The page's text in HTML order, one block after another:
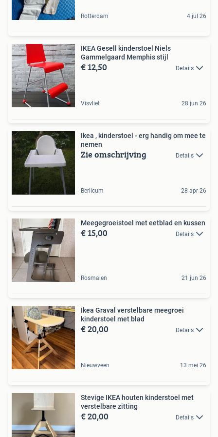
Rotterdam 4 jul 26
IKEA Gesell kinderstoel Niels
Gammelgaard Memphis stijl
€ 12,50 Details
Visvliet 28 jun 26
Ikea , kinderstoel - erg handig om mee te
nemen
Zie omschrijving Details
Berlicum 28 apr 26
Meegegroeistoel met eetblad en kussen
€ 15,00 Details
Rosmalen 21 jun 26
Ikea Graval verstelbare meegroei
kinderstoel met blad
€ 20,00 Details
Nieuwveen 13 mei 26
Stevige IKEA houten kinderstoel met
verstelbare zitting
€ 20,00 Details